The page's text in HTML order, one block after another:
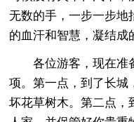
无数的手，一步一步地
的血汗和智慧，凝结成
各位游客，现在准
项。第一点，到了长城
坏花草树木。第二点，